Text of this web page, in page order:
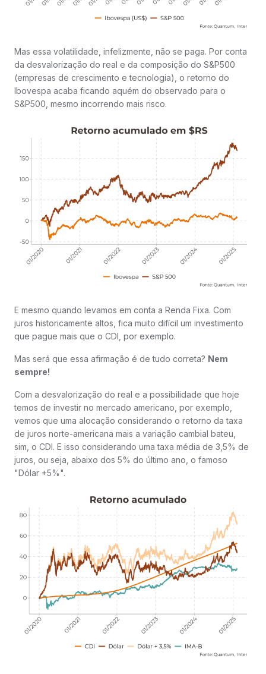
Mas essa volatilidade, infelizmente, não se paga. Por conta
da desvalorização do real e da composição do S&P500
(empresas de crescimento e tecnologia), o retorno do
Ibovespa acaba ficando aquém do observado para o
S&P500, mesmo incorrendo mais risco.
E mesmo quando levamos em conta a Renda Fixa. Com
juros historicamente altos, fica muito difícil um investimento
que pague mais que o CDI, por exemplo.
Mas será que essa afirmação é de tudo correta? Nem
sempre!
Com a desvalorização do real e a possibilidade que hoje
temos de investir no mercado americano, por exemplo,
vemos que uma alocação considerando o retorno da taxa
de juros norte-americana mais a variação cambial bateu,
sim, o CDI. E isso considerando uma taxa média de 3,5% de
juros, ou seja, abaixo dos 5% do último ano, o famoso
"Dólar +5%".